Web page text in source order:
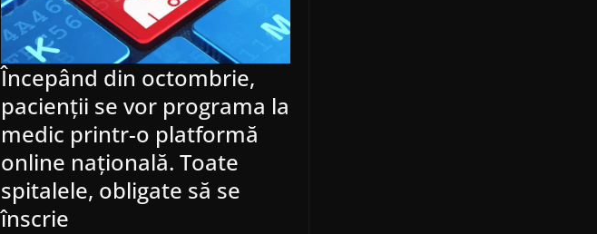
Începând din octombrie,
pacienții se vor programa la
medic printr-o platformă
online națională. Toate
spitalele, obligate să se
înscrie